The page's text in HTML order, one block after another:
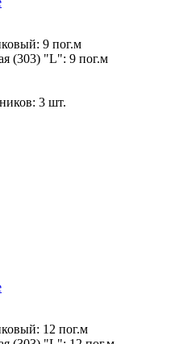
9 пог.м
(303) "L": 9 пог.м
3 шт.
12 пог.м